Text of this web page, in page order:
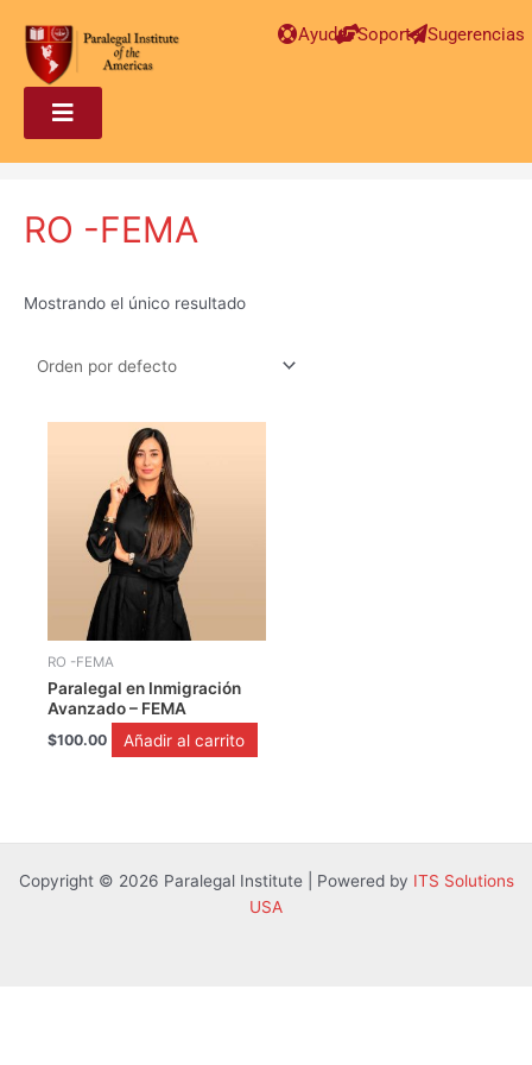
Ayuda Soporte Sugerencias
RO -FEMA
Mostrando el único resultado
RO -FEMA
Paralegal en Inmigración
Avanzado – FEMA
$100.00 Añadir al carrito
Copyright © 2026 Paralegal Institute | Powered by ITS Solutions
USA